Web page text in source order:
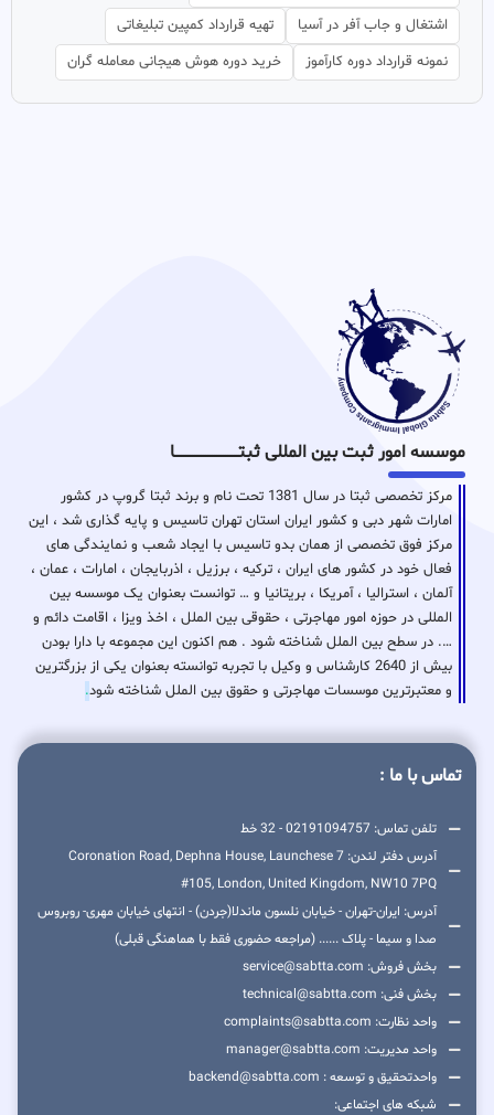
اشتغال و جاب آفر در آسیا
تهیه قرارداد کمپین تبلیغاتی
نمونه قرارداد دوره کارآموز
خرید دوره هوش هیجانی معامله گران
موسسه امور ثبت بین المللی ثبتـــــــــــــــــــــــــــــا
مرکز تخصصی ثبتا در سال 1381 تحت نام و برند ثبتا گروپ در کشور
امارات شهر دبی و کشور ایران استان تهران تاسیس و پایه گذاری شد ، این
مرکز فوق تخصصی از همان بدو تاسیس با ایجاد شعب و نمایندگی های
فعال خود در کشور های ایران ، ترکیه ، برزیل ، اذربایجان ، امارات ، عمان ،
آلمان ، استرالیا ، آمریکا ، بریتانیا و … توانست بعنوان یک موسسه بین
المللی در حوزه امور مهاجرتی ، حقوقی بین الملل ، اخذ ویزا ، اقامت دائم و
…. در سطح بین الملل شناخته شود . هم اکنون این مجموعه با دارا بودن
بیش از 2640 کارشناس و وکیل با تجربه توانسته بعنوان یکی از بزرگترین
و معتبرترین موسسات مهاجرتی و حقوق بین الملل شناخته شود.
تماس با ما :
تلفن تماس: 02191094757 - 32 خط
آدرس دفتر لندن: 7 Coronation Road, Dephna House, Launchese
#105, London, United Kingdom, NW10 7PQ
آدرس: ایران-تهران - خیابان نلسون ماندلا(جردن) - انتهای خیابان مهری- روبروس
صدا و سیما - پلاک ...... (مراجعه حضوری فقط با هماهنگی قبلی)
بخش فروش: service@sabtta.com
بخش فنی: technical@sabtta.com
واحد نظارت: complaints@sabtta.com
واحد مدیریت: manager@sabtta.com
واحدتحقیق و توسعه : backend@sabtta.com
شبکه های اجتماعی: